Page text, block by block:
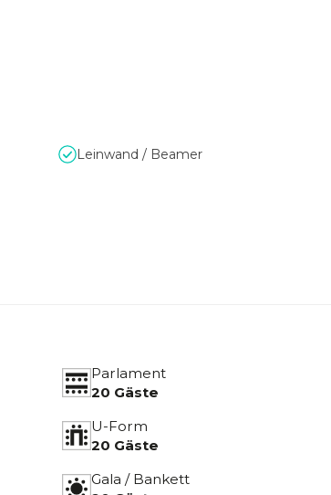
Leinwand / Beamer
Parlament
20 Gäste
U-Form
20 Gäste
Gala / Bankett